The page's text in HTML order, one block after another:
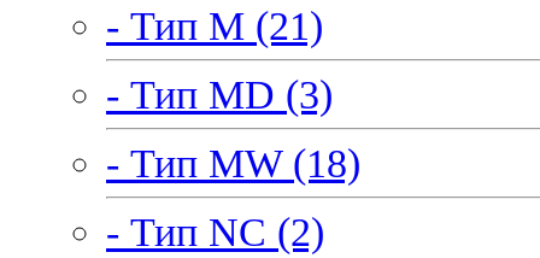
- Тип M (21)
- Тип MD (3)
- Тип MW (18)
- Тип NC (2)